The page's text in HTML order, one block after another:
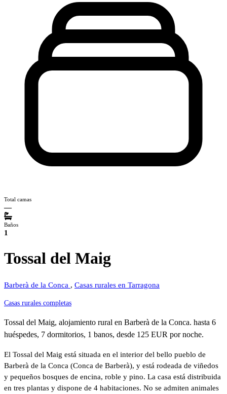
Total camas
—
Baños
1
Tossal del Maig
Barberà de la Conca , Casas rurales en Tarragona
Casas rurales completas
Tossal del Maig, alojamiento rural en Barberà de la Conca. hasta 6
huéspedes, 7 dormitorios, 1 banos, desde 125 EUR por noche.
El Tossal del Maig está situada en el interior del bello pueblo de
Barberà de la Conca (Conca de Barberà), y está rodeada de viñedos
y pequeños bosques de encina, roble y pino. La casa está distribuida
en tres plantas y dispone de 4 habitaciones. No se admiten animales